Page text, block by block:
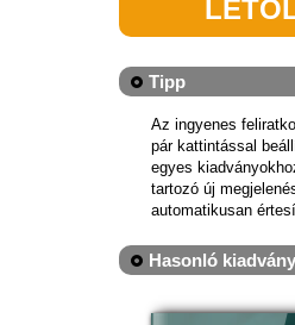
Tipp
Az ingyenes
pár kattintással
egyes
tartozó új
automatikusan
Hasonló